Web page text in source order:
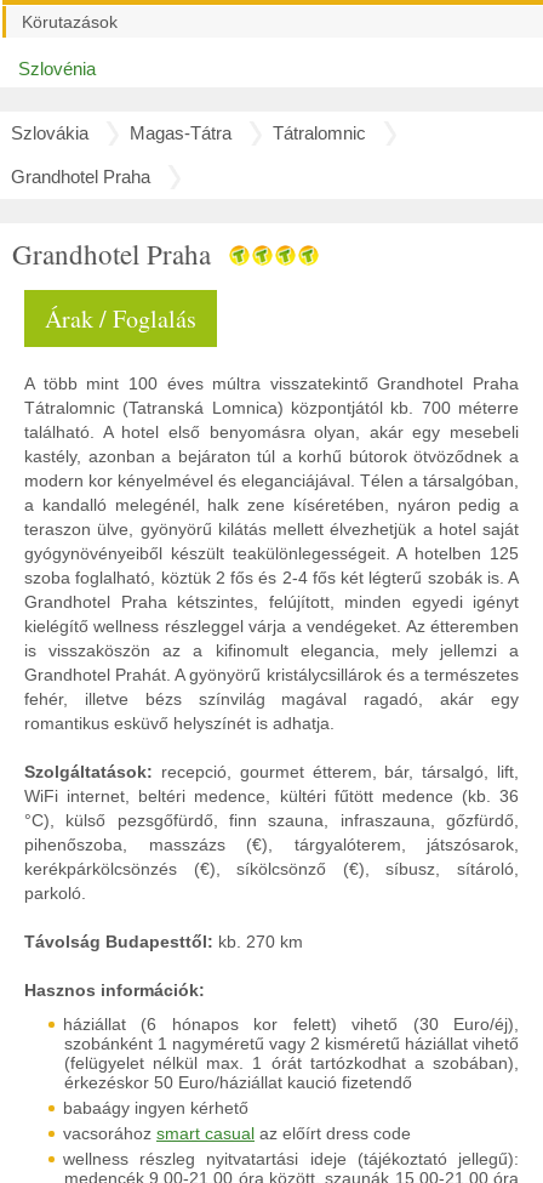
Körutazások
Szlovénia
Szlovákia Magas-Tátra Tátralomnic
Grandhotel Praha
Grandhotel Praha
Árak / Foglalás
A több mint 100 éves múltra visszatekintő Grandhotel Praha
Tátralomnic (Tatranská Lomnica) központjától kb. 700 méterre
található. A hotel első benyomásra olyan, akár egy mesebeli
kastély, azonban a bejáraton túl a korhű bútorok ötvöződnek a
modern kor kényelmével és eleganciájával. Télen a társalgóban,
a kandalló melegénél, halk zene kíséretében, nyáron pedig a
teraszon ülve, gyönyörű kilátás mellett élvezhetjük a hotel saját
gyógynövényeiből készült teakülönlegességeit. A hotelben 125
szoba foglalható, köztük 2 fős és 2-4 fős két légterű szobák is. A
Grandhotel Praha kétszintes, felújított, minden egyedi igényt
kielégítő wellness részleggel várja a vendégeket. Az étteremben
is visszaköszön az a kifinomult elegancia, mely jellemzi a
Grandhotel Prahát. A gyönyörű kristálycsillárok és a természetes
fehér, illetve bézs színvilág magával ragadó, akár egy
romantikus esküvő helyszínét is adhatja.
Szolgáltatások: recepció, gourmet étterem, bár, társalgó, lift,
WiFi internet, beltéri medence, kültéri fűtött medence (kb. 36
°C), külső pezsgőfürdő, finn szauna, infraszauna, gőzfürdő,
pihenőszoba, masszázs (€), tárgyalóterem, játszósarok,
kerékpárkölcsönzés (€), síkölcsönző (€), síbusz, sítároló,
parkoló.
Távolság Budapesttől: kb. 270 km
Hasznos információk:
háziállat (6 hónapos kor felett) vihető (30 Euro/éj),
szobánként 1 nagyméretű vagy 2 kisméretű háziállat vihető
(felügyelet nélkül max. 1 órát tartózkodhat a szobában),
érkezéskor 50 Euro/háziállat kaució fizetendő
babaágy ingyen kérhető
vacsorához smart casual az előírt dress code
wellness részleg nyitvatartási ideje (tájékoztató jellegű):
medencék 9.00-21.00 óra között, szaunák 15.00-21.00 óra